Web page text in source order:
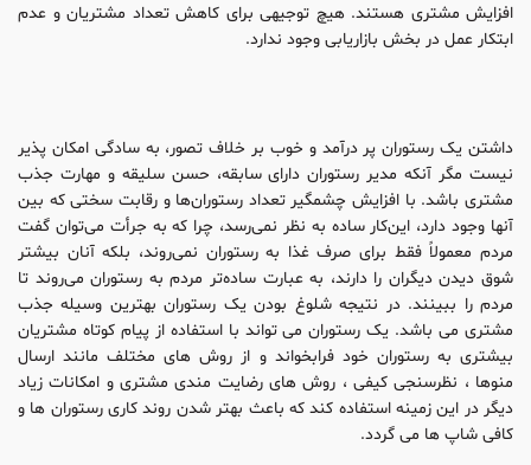
افزایش مشتری هستند. هیچ توجیهی برای کاهش تعداد مشتریان و عدم
ابتکار عمل در بخش بازاریابی وجود ندارد.
داشتن یک رستوران پر درآمد و خوب بر خلاف تصور، به سادگی امکان پذیر
نیست مگر آنکه مدیر رستوران دارای سابقه، حسن سلیقه و مهارت جذب
مشتری باشد. با افزایش چشمگیر تعداد رستوران‌ها و رقابت سختی که بین
آنها وجود دارد، این‌کار ساده به نظر نمی‌رسد، چرا که به جرأت می‌توان گفت
مردم معمولاً فقط برای صرف غذا به رستوران نمی‌روند، بلکه آنان بیشتر
شوق ‌دیدن دیگران را دارند، به عبارت ساده‌تر مردم به رستوران می‌روند تا
مردم را ببینند. در نتیجه شلوغ بودن یک رستوران بهترین وسیله جذب
مشتری می باشد. یک رستوران می تواند با استفاده از پیام کوتاه مشتریان
بیشتری به رستوران خود فرابخواند و از روش های مختلف مانند ارسال
منوها ، نظرسنجی کیفی ، روش های رضایت مندی مشتری و امکانات زیاد
دیگر در این زمینه استفاده کند که باعث بهتر شدن روند کاری رستوران ها و
کافی شاپ ها می گردد.